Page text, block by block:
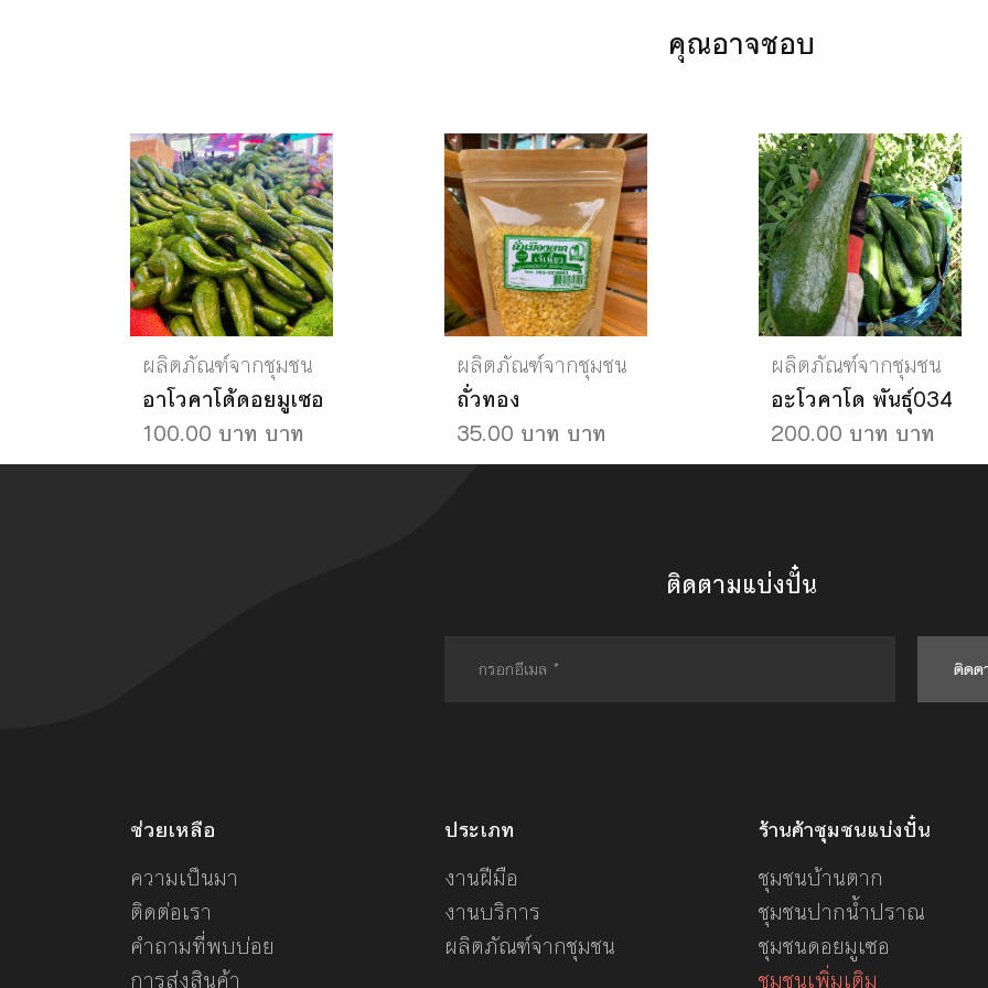
คุณอาจชอบ
ผลิตภัณฑ์จากชุมชน
อาโวคาโด้ดอยมูเซอ
100.00 บาท บาท
ผลิตภัณฑ์จากชุมชน
ถั่วทอง
35.00 บาท บาท
ผลิตภัณฑ์จากชุมชน
อะโวคาโด พันธุ์034
200.00 บาท บาท
ติดตามแบ่งปั๋น
ติดต
ช่วยเหลือ
ความเป็นมา
ติดต่อเรา
คำถามที่พบบ่อย
การส่งสินค้า
ประเภท
งานฝีมือ
งานบริการ
ผลิตภัณฑ์จากชุมชน
ร้านค้าชุมชนแบ่งปั๋น
ชุมชนบ้านตาก
ชุมชนปากน้ำปราณ
ชุมชนดอยมูเซอ
ชุมชนเพิ่มเติม